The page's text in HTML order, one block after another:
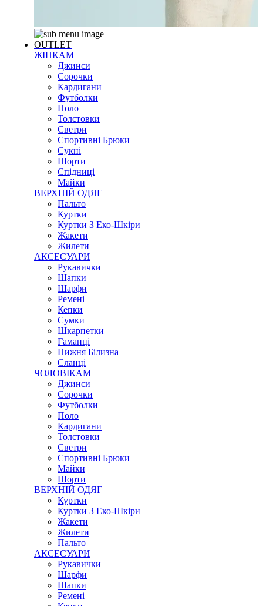
OUTLET
ЖІНКАМ
Джинси
Сорочки
Кардигани
Футболки
Поло
Толстовки
Светри
Спортивні Брюки
Сукні
Шорти
Спідниці
Майки
ВЕРХНІЙ ОДЯГ
Пальто
Куртки
Куртки З Еко-Шкіри
Жакети
Жилети
АКСЕСУАРИ
Рукавички
Шапки
Шарфи
Ремені
Кепки
Сумки
Шкарпетки
Гаманці
Нижня Білизна
Сланці
ЧОЛОВІКАМ
Джинси
Сорочки
Футболки
Поло
Кардигани
Толстовки
Светри
Спортивні Брюки
Майки
Шорти
ВЕРХНІЙ ОДЯГ
Куртки
Куртки З Еко-Шкіри
Жакети
Жилети
Пальто
АКСЕСУАРИ
Рукавички
Шарфи
Шапки
Ремені